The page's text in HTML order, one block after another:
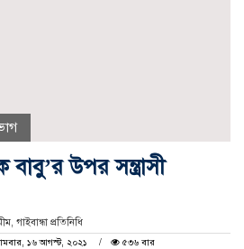
উপর সন্ত্রাসী
গাইবান্ধা প্রতিনিধি
১৬ আগস্ট, ২০২১
৫৩৬ বার